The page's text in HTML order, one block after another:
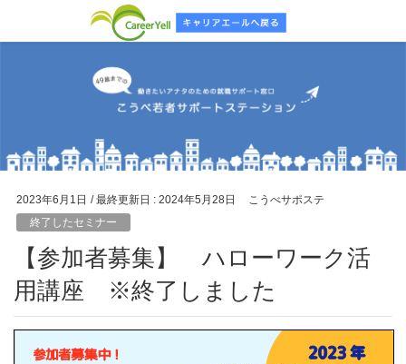
2023年6月1日 / 最終更新日 : 2024年5月28日
こうべサポステ
終了したセミナー
【参加者募集】 ハローワーク活
用講座 ※終了しました